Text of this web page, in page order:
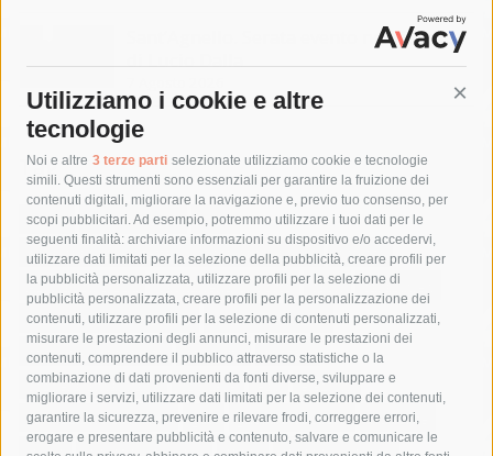
Utilizziamo i cookie e altre
tecnologie
Noi e altre 3 terze parti selezionate utilizziamo cookie e tecnologie
simili. Questi strumenti sono essenziali per garantire la fruizione dei
contenuti digitali, migliorare la navigazione e, previo tuo consenso, per
scopi pubblicitari. Ad esempio, potremmo utilizzare i tuoi dati per le
seguenti finalità: archiviare informazioni su dispositivo e/o accedervi,
utilizzare dati limitati per la selezione della pubblicità, creare profili per
la pubblicità personalizzata, utilizzare profili per la selezione di
pubblicità personalizzata, creare profili per la personalizzazione dei
contenuti, utilizzare profili per la selezione di contenuti personalizzati,
misurare le prestazioni degli annunci, misurare le prestazioni dei
contenuti, comprendere il pubblico attraverso statistiche o la
combinazione di dati provenienti da fonti diverse, sviluppare e
migliorare i servizi, utilizzare dati limitati per la selezione dei contenuti,
garantire la sicurezza, prevenire e rilevare frodi, correggere errori,
erogare e presentare pubblicità e contenuto, salvare e comunicare le
Sant’Agnello. Serata evento nel ricordo
Tag
acqua allerta meteo
anas
area marina protetta di punta campanella
arresto
Asl Napoli 3 sud
capitaneria di porto capri
carabinieri
castellammare di stabia
circumvesuviana
comune di sorrento
concerto
contagi
costiera amalfitana
covid-19 eav
elezioni
fondazione sorrento
gori guardia costiera
incidente
lavori
lorenzo balducelli mare
massa lubrense